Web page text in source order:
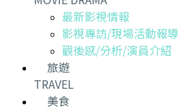
最新影視情報
影視專訪/現場活動報導
觀後感/分析/演員介紹
旅遊
TRAVEL
美食